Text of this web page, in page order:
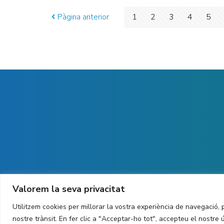
Valorem la seva privacitat
Utilitzem cookies per millorar la vostra experiència de
nostre trànsit. En fer clic a "Acceptar-ho tot", accepteu el nostre
Pàgina anterior 1 2 3 4 5
Copyright © 2026CIT UPC. All rights reserved.